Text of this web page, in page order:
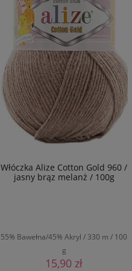
Włóczka Alize Cotton Gold 960 /
jasny brąz melanż / 100g
55% Bawełna/45% Akryl / 330 m / 100
g
15,90 zł